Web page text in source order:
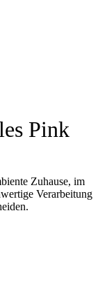
Pink
Zuhause, im
Verarbeitung